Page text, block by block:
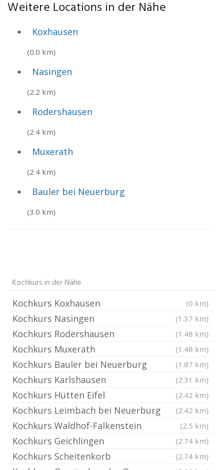
Weitere Locations in der Nähe
Koxhausen
(0.0 km)
Nasingen
(2.2 km)
Rodershausen
(2.4 km)
Muxerath
(2.4 km)
Bauler bei Neuerburg
(3.0 km)
Kochkurs in der Nähe
Kochkurs Koxhausen (0 km)
Kochkurs Nasingen (1.37 km)
Kochkurs Rodershausen (1.48 km)
Kochkurs Muxerath (1.48 km)
Kochkurs Bauler bei Neuerburg (1.87 km)
Kochkurs Karlshausen (2.31 km)
Kochkurs Hütten Eifel (2.42 km)
Kochkurs Leimbach bei Neuerburg (2.42 km)
Kochkurs Waldhof-Falkenstein (2.5 km)
Kochkurs Geichlingen (2.74 km)
Kochkurs Scheitenkorb (2.74 km)